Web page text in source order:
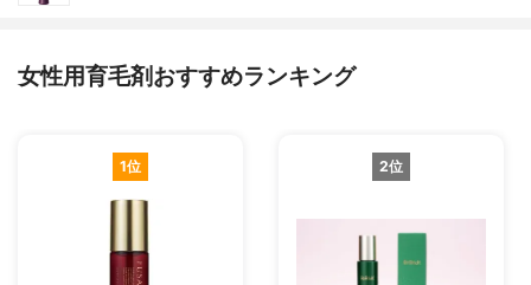
女性用育毛剤おすすめランキング
1位 2位